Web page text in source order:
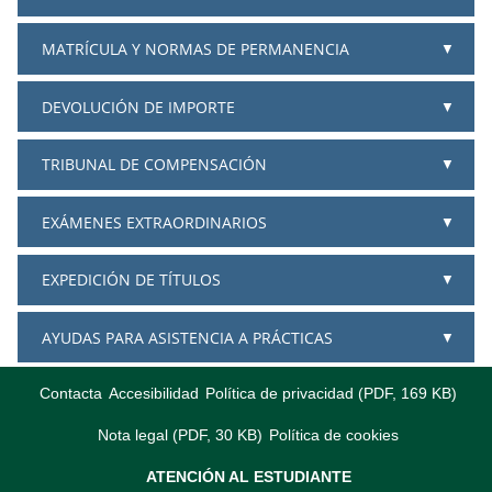
MATRÍCULA Y NORMAS DE PERMANENCIA
DEVOLUCIÓN DE IMPORTE
TRIBUNAL DE COMPENSACIÓN
EXÁMENES EXTRAORDINARIOS
EXPEDICIÓN DE TÍTULOS
AYUDAS PARA ASISTENCIA A PRÁCTICAS
Contacta Accesibilidad Política de privacidad (PDF, 169 KB)
Nota legal (PDF, 30 KB) Política de cookies
ATENCIÓN AL ESTUDIANTE